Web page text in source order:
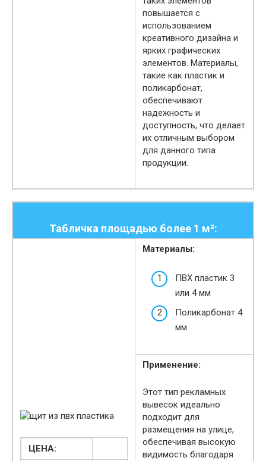
повышается с
использованием
креативного дизайна и
ярких графических
элементов. Материалы,
такие как пластик и
поликарбонат,
обеспечивают
надежность и
доступность, что делает
их отличным выбором
для данного типа
продукции.
Табличка площадью более 1 м²:
ЦЕНА:
Материалы:
ПВХ пластик 3
или 4 мм
Поликарбонат 4
мм
Применение:
Этот тип рекламных
вывесок идеально
подходит для
размещения на улице,
обеспечивая высокую
видимость благодаря